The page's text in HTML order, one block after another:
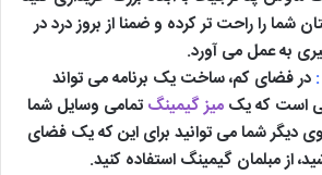
را راحت تر کرده و ضمنا از بروز درد در
به عمل می آورد.
در فضای کم، ساخت یک برنامه می تواند
است که یک میز گیمینگ تمامی وسایل شما
دیگر شما می توانید برای این که یک فضای
از مبلمان گیمینگ استفاده کنید.